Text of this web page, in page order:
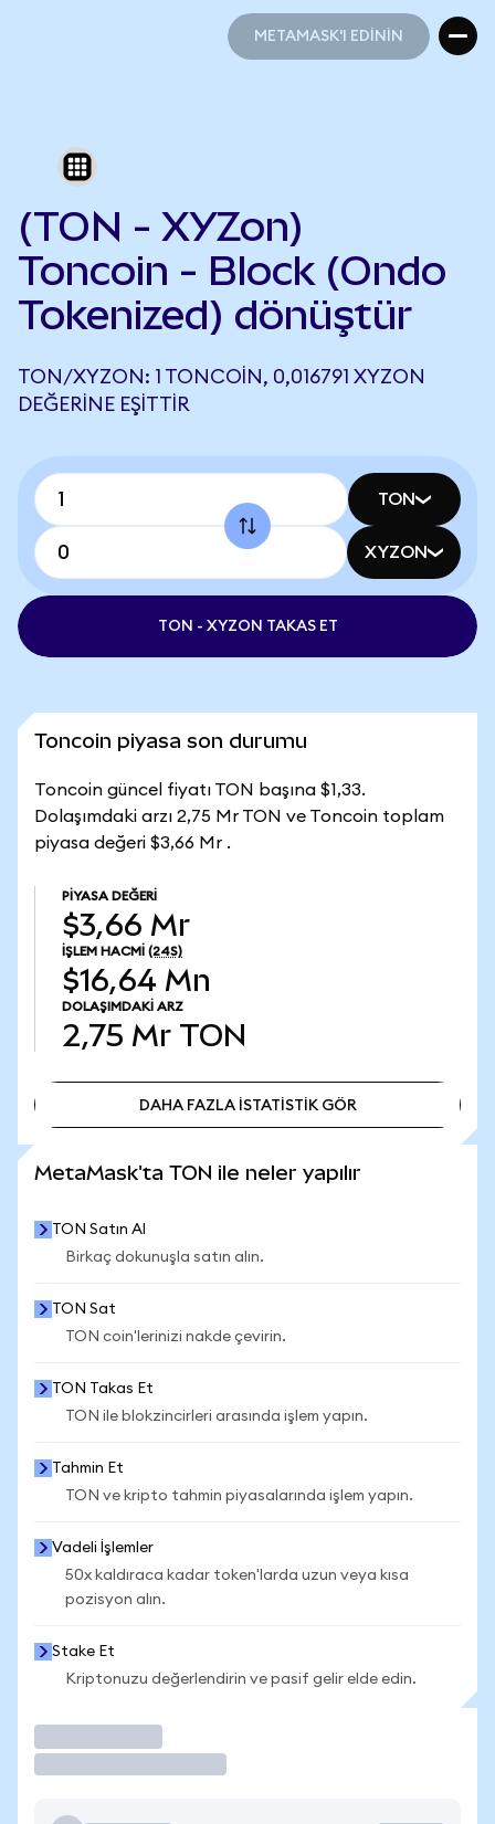
METAMASK'I EDİNİN
(TON - XYZon)
Toncoin - Block (Ondo
Tokenized) dönüştür
TON/XYZON: 1 TONCOIN, 0,016791 XYZON
DEĞERINE EŞITTIR
TON
XYZON
TON - XYZON TAKAS ET
Toncoin piyasa son durumu
Toncoin güncel fiyatı TON başına $1,33.
Dolaşımdaki arzı 2,75 Mr TON ve Toncoin toplam
piyasa değeri $3,66 Mr .
PIYASA DEĞERI
$3,66 Mr
İŞLEM HACMI (24S)
$16,64 Mn
DOLAŞIMDAKI ARZ
2,75 Mr TON
DAHA FAZLA İSTATİSTİK GÖR
MetaMask'ta TON ile neler yapılır
TON Satın Al
Birkaç dokunuşla satın alın.
TON Sat
TON coin'lerinizi nakde çevirin.
TON Takas Et
TON ile blokzincirleri arasında işlem yapın.
Tahmin Et
TON ve kripto tahmin piyasalarında işlem yapın.
Vadeli İşlemler
50x kaldıraca kadar token'larda uzun veya kısa
pozisyon alın.
Stake Et
Kriptonuzu değerlendirin ve pasif gelir elde edin.